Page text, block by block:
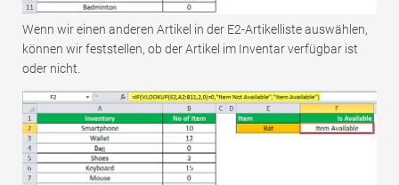
Wenn wir einen anderen Artikel in der E2-Artikelliste auswählen,
können wir feststellen, ob der Artikel im Inventar verfügbar ist
oder nicht.